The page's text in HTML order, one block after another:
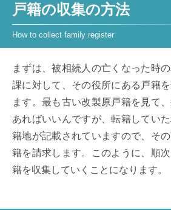
戸籍の収集の方法
まずは、被相続人の亡くなった時
課に対して、その役所にある戸籍
ます。最も古い改製原戸籍を見て
あればいいんですが、転籍してい
籍地が記載されていますので、そ
籍を請求します。このように、順
籍を収集していくことになります。